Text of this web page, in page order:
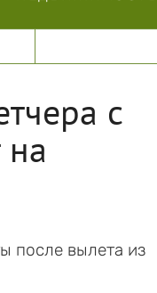
с
после вылета из